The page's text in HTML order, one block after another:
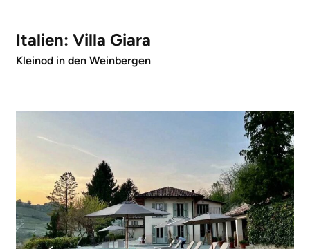
Italien: Villa Giara
Kleinod in den Weinbergen